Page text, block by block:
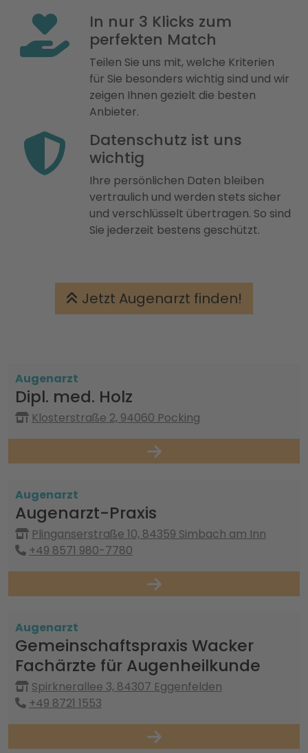
In nur 3 Klicks zum
perfekten Match
Teilen Sie uns mit, welche Kriterien
für Sie besonders wichtig sind und wir
zeigen Ihnen gezielt die besten
Anbieter.
Datenschutz ist uns
wichtig
Ihre persönlichen Daten bleiben
vertraulich und werden stets sicher
und verschlüsselt übertragen. So sind
Sie jederzeit bestens geschützt.
Jetzt Augenarzt finden!
Augenarzt
Dipl. med. Holz
Klosterstraße 2, 94060 Pocking
Augenarzt
Augenarzt-Praxis
Plinganserstraße 10, 84359 Simbach am Inn
+49 8571 980-7780
Augenarzt
Gemeinschaftspraxis Wacker
Fachärzte für Augenheilkunde
Spirknerallee 3, 84307 Eggenfelden
+49 8721 1553